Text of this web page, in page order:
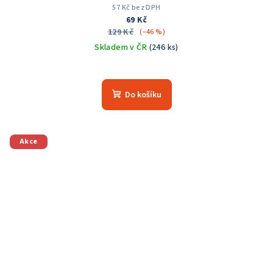
57 Kč bez DPH
69 Kč
129 Kč (–46 %)
Skladem v ČR (246 ks)
hodnocení
produktu
Do košíku
Akce